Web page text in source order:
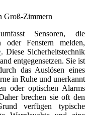
Sensoren, die
Fenstern melden,
. Diese Sicherheitstechnik
entgegensetzen. Sie ist
das Auslösen eines
in Ruhe und unerkannt
oder optischen Alarms
brechen sie oft den
verfügen typische